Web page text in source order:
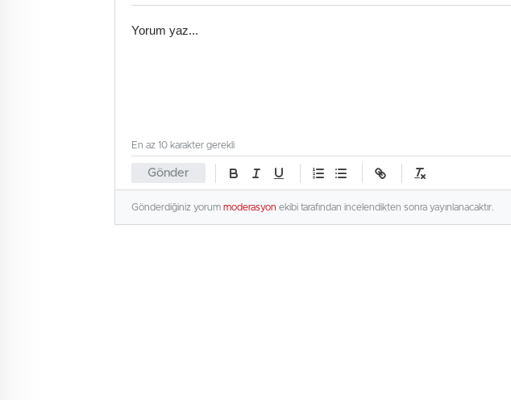
Gönder
En az 10 karakter gerekli
Gönderdiğiniz yorum moderasyon ekibi tarafından incelendikten sonra yayınlanacaktır.